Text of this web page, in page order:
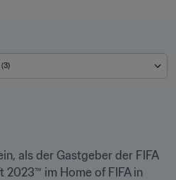
als der Gastgeber der FIFA
2023™ im Home of FIFA in